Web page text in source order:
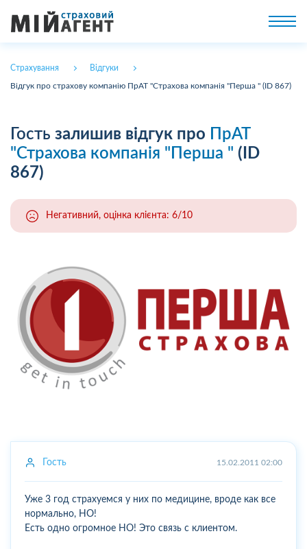
Страхування Відгуки
Відгук про страхову компанію ПрАТ "Страхова компанія "Перша " (ID 867)
Гость залишив відгук про
ПрАТ
"Страхова компанія "Перша " (ID
867)
Негативний, оцінка клієнта: 6/10
Гость 15.02.2011 02:00
Уже 3 год страхуемся у них по медицине, вроде как все
нормально, НО!
Есть одно огромное НО! Это связь с клиентом.